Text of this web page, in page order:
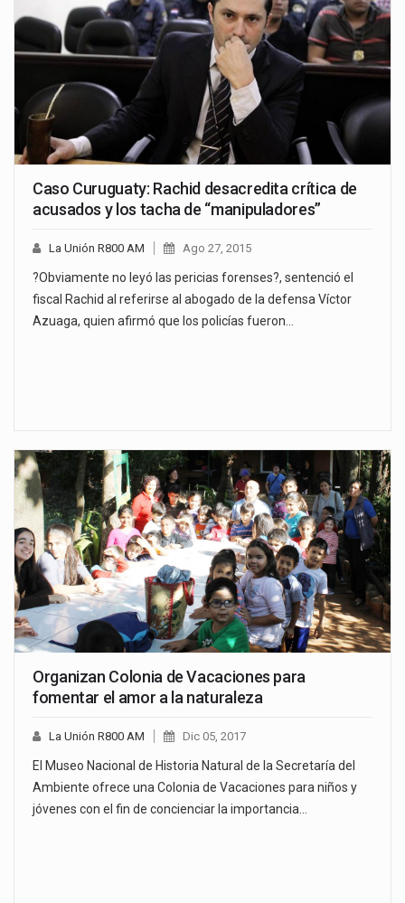
Caso Curuguaty: Rachid desacredita crítica de
acusados y los tacha de “manipuladores”
La Unión R800 AM Ago 27, 2015
?Obviamente no leyó las pericias forenses?, sentenció el
fiscal Rachid al referirse al abogado de la defensa Víctor
Azuaga, quien afirmó que los policías fueron…
Organizan Colonia de Vacaciones para
fomentar el amor a la naturaleza
La Unión R800 AM Dic 05, 2017
El Museo Nacional de Historia Natural de la Secretaría del
Ambiente ofrece una Colonia de Vacaciones para niños y
jóvenes con el fin de concienciar la importancia…